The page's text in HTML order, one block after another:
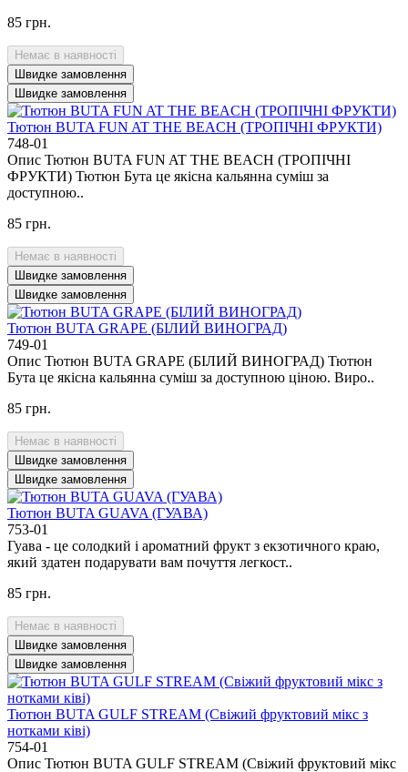
85 грн.
Немає в наявності
Швидке замовлення
Швидке замовлення
Тютюн BUTA FUN AT THE BEACH (ТРОПІЧНІ ФРУКТИ)
748-01
Опис Тютюн BUTA FUN AT THE BEACH (ТРОПІЧНІ
ФРУКТИ) Тютюн Бута це якісна кальянна суміш за
доступною..
85 грн.
Немає в наявності
Швидке замовлення
Швидке замовлення
Тютюн BUTA GRAPE (БІЛИЙ ВИНОГРАД)
749-01
Опис Тютюн BUTA GRAPE (БІЛИЙ ВИНОГРАД) Тютюн
Бута це якісна кальянна суміш за доступною ціною. Виро..
85 грн.
Немає в наявності
Швидке замовлення
Швидке замовлення
Тютюн BUTA GUAVA (ГУАВА)
753-01
Гуава - це солодкий і ароматний фрукт з екзотичного краю,
який здатен подарувати вам почуття легкост..
85 грн.
Немає в наявності
Швидке замовлення
Швидке замовлення
Тютюн BUTA GULF STREAM (Свіжий фруктовий мікс з
нотками ківі)
754-01
Опис Тютюн BUTA GULF STREAM (Свіжий фруктовий мікс